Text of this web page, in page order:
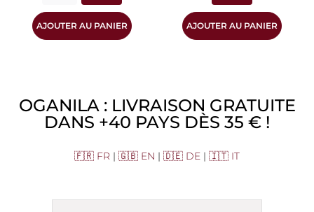
AJOUTER AU PANIER AJOUTER AU PANIER
OGANILA : LIVRAISON GRATUITE
DANS +40 PAYS DÈS 35 € !
🇫🇷 FR | 🇬🇧 EN | 🇩🇪 DE | 🇮🇹 IT